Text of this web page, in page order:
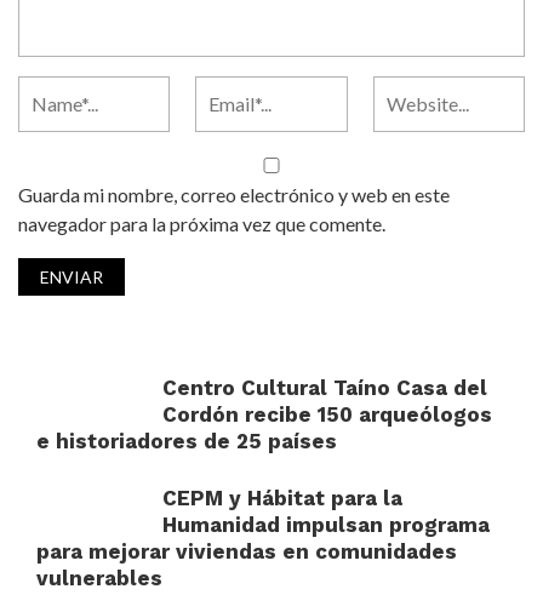
Guarda mi nombre, correo electrónico y web en este
navegador para la próxima vez que comente.
Centro Cultural Taíno Casa del
Cordón recibe 150 arqueólogos
e historiadores de 25 países
CEPM y Hábitat para la
Humanidad impulsan programa
para mejorar viviendas en comunidades
vulnerables